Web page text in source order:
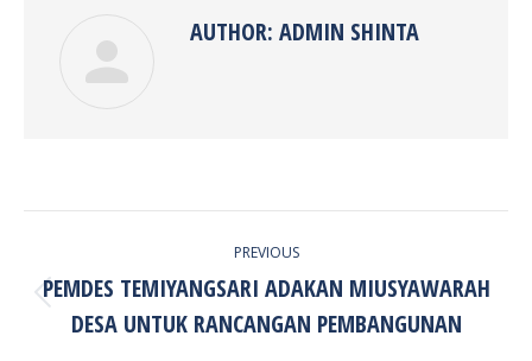
AUTHOR: ADMIN SHINTA
PREVIOUS
Previous
post:
PEMDES TEMIYANGSARI ADAKAN MIUSYAWARAH
DESA UNTUK RANCANGAN PEMBANGUNAN